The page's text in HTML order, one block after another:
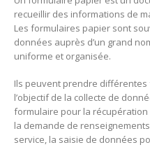
recueillir des informations de
Les formulaires papier sont
données auprès d’un grand
uniforme et organisée.
Ils peuvent prendre
l’objectif de la collecte de
formulaire pour la
la demande de
service, la saisie de données